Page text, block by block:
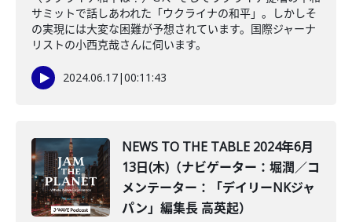
サミットで話しあわれた「ウクライナの和平」。しかしそ
の実現には大変な困難が予想されています。国際ジャーナ
リストの小西克哉さんに伺います。
2024.06.17|00:11:43
NEWS TO THE TABLE 2024年6月
13日(木)（ナビゲーター：堀潤／コ
メンテーター：「デイリーNKジャ
パン」編集長 高英起）